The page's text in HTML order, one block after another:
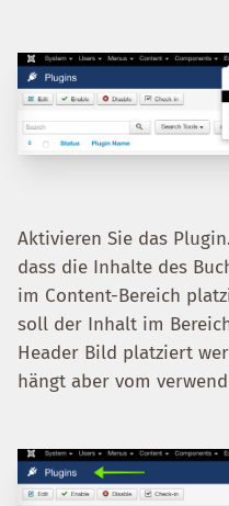
Aktivieren Sie das
dass die Inhalte des
im Content-Bereich
soll der Inhalt im
Header Bild platziert
hängt aber vom